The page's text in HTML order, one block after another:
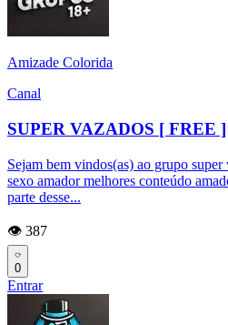
Amizade Colorida
Canal
SUPER VAZADOS [ FREE ]
Sejam bem vindos(as) ao grupo
sexo amador melhores conteúdo
parte desse...
👁️ 387
0
Entrar